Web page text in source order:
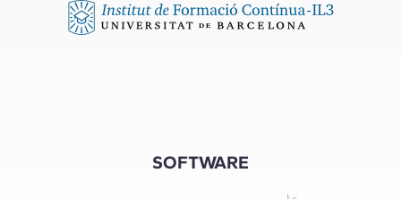
SOFTWARE